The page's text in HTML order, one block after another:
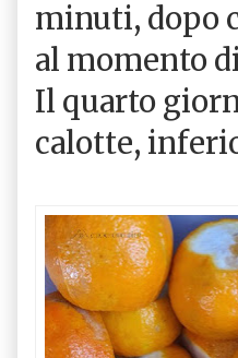
minuti, dopo
al momento
Il quarto
calotte,